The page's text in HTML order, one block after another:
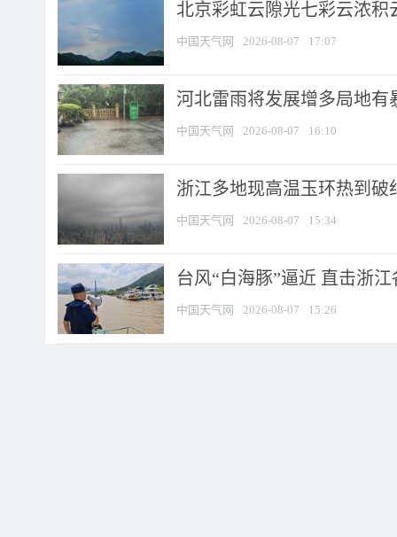
北京彩虹云隙光七彩云浓积
中国天气网 2026-08-07 17:07
河北雷雨将发展增多局地有
中国天气网 2026-08-07 16:10
浙江多地现高温玉环热到破
中国天气网 2026-08-07 15:34
台风“白海豚”逼近 直击浙
中国天气网 2026-08-07 15:26